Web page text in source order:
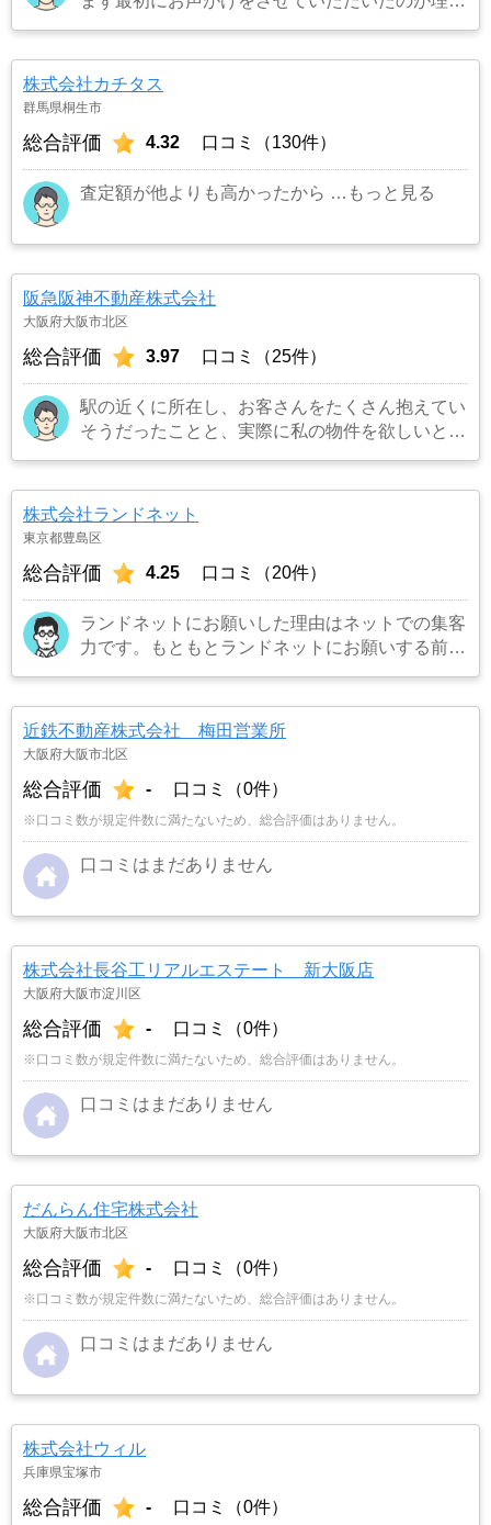
株式会社カチタス
群馬県桐生市
総合評価 4.32 口コミ（130件）
査定額が他よりも高かったから …もっと見る
阪急阪神不動産株式会社
大阪府大阪市北区
総合評価 3.97 口コミ（25件）
駅の近くに所在し、お客さんをたくさん抱えてい
そうだったことと、実際に私の物件を欲しいとい
寧でお願いしてよかったです。
株式会社ランドネット
東京都豊島区
総合評価 4.25 口コミ（20件）
ランドネットにお願いした理由はネットでの集客
力です。もともとランドネットにお願いする前は
場がないことで地元の不動産屋では取り扱っても
らえませんでした。そこでそれまでに取引があ
した。 …もっと見る
近鉄不動産株式会社 梅田営業所
大阪府大阪市北区
総合評価 - 口コミ（0件）
※口コミ数が規定件数に満たないため、総合評価はありません。
口コミはまだありません
株式会社長谷工リアルエステート 新大阪店
大阪府大阪市淀川区
総合評価 - 口コミ（0件）
※口コミ数が規定件数に満たないため、総合評価はありません。
口コミはまだありません
だんらん住宅株式会社
大阪府大阪市北区
総合評価 - 口コミ（0件）
※口コミ数が規定件数に満たないため、総合評価はありません。
口コミはまだありません
株式会社ウィル
兵庫県宝塚市
総合評価 - 口コミ（0件）